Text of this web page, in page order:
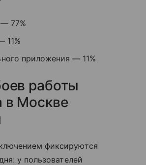
77%
11%
приложения — 11%
работы
в Москве
фиксируются
у пользователей